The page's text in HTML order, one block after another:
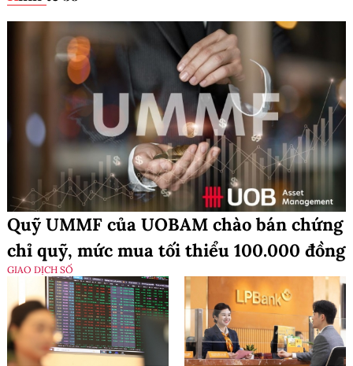
Quỹ UMMF của UOBAM chào bán chứng
chỉ quỹ, mức mua tối thiểu 100.000 đồng
GIAO DỊCH SỐ